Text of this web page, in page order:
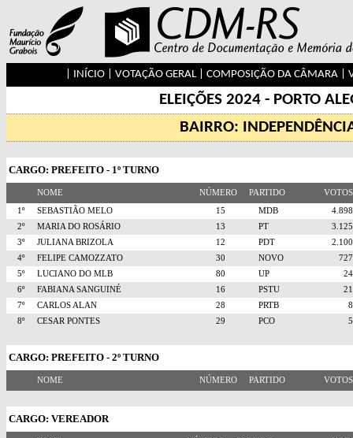
INÍCIO| VOTAÇÃO GERAL| COMPOSIÇÃO DA CÂMARA|
ELEIÇÕES 2024 - PORTO
BAIRRO:
CARGO: PREFEITO - 1º TURNO
NOME NÚMERO PARTIDO
1º SEBASTIÃO MELO 15 MDB
2º
MARIA DO ROSÁRIO 13 PT
3º
JULIANA BRIZOLA 12 PDT
4º
FELIPE CAMOZZATO 30 NOVO
5º
LUCIANO DO MLB 80 UP
6º
FABIANA SANGUINÉ 16 PSTU
7º
CARLOS ALAN 28 PRTB
8º
CESAR PONTES 29 PCO
CARGO: PREFEITO - 2º TURNO
NOME NÚMERO PARTIDO
CARGO: VEREADOR